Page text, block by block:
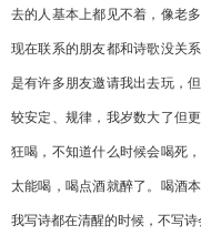
去的人基本上都见不着，像老
现在联系的朋友都和诗歌没关
是有许多朋友邀请我出去玩，
较安定、规律，我岁数大了但
狂喝，不知道什么时候会喝死
太能喝，喝点酒就醉了。喝酒
我写诗都在清醒的时候，不写诗